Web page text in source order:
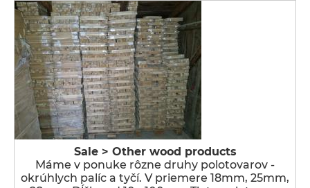
Sale > Other wood products
Máme v ponuke rôzne druhy polotovarov -
okrúhlych palíc a tyčí. V priemere 18mm, 25mm,